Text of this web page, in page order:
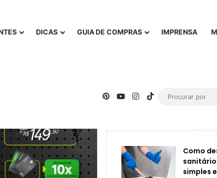
DICAS GUIA DE COMPRAS IMPRENSA
PinterestYouTubeInstagram
TikTok
Como
simples